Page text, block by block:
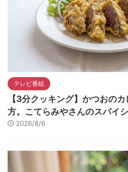
テレビ番組
【3分クッキング】かつおの
方。こてらみやさんのスパイ
2026/8/6